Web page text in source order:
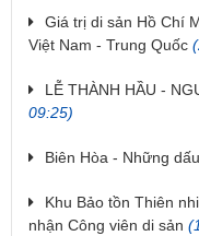
Giá trị di sản Hồ Chí
Việt Nam - Trung Quốc
LỄ THÀNH HẦU -
09:25)
Biên Hòa - Những
Khu Bảo tồn Thiên
nhận Công viên di sản